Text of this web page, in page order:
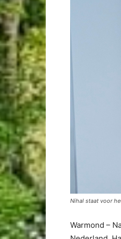
Nihal staat voor
Warmond –